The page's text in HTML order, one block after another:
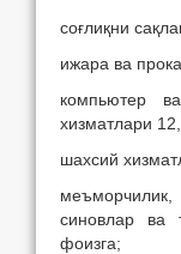
соғлиқни
ижара ва
компьютер
хизматлари
шахсий
синовлар ва
фоизга;